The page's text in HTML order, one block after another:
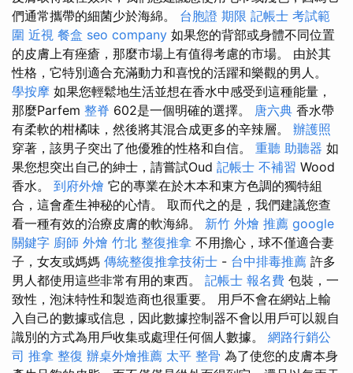
們通常攜帶的細菌少於海綿。 台胞證 期限 記帳士 考試範
圍 近視 餐盒 seo company 如果您的背部或身體不同位置
的皮膚上有痤瘡，那麼市場上有值得考慮的市場。 由於其
性格，它特別適合充滿動力和喜悅的活躍和樂觀的男人。
學按摩 如果您輕鬆地生活並想在香水中感受到這種能量，
那麼Parfem 整脊 602是一個明確的選擇。 唐六典 香水帶
有柔軟的柑橘味，然後將其混合成更多的辛辣層。 辦護照
穿著，該男子突出了他優雅的性格和自信。 重聽 助聽器 如
果您想突出自己的紳士，請嘗試Oud 記帳士 不補習 Wood
香水。 到府外燴 它的專業在於木本和東方色調的獨特組
合，這會產生神秘的心情。 取而代之的是，我們建議您查
看一種有效的治療皮膚的軟海綿。 新竹 外燴 推薦 google
關鍵字 廚師 外燴 竹北 整復推拿 不用擔心，球不僅適合妻
子，女友或媽媽 傳統整復推拿技術士 - 台中排毒推薦 許多
男人都使用這些非常有用的東西。 記帳士 報名費 包裝，一
致性，泡沫特性和製造商也很重要。 用戶不會在網站上輸
入自己的數據或信息，因此數據控制器不會以用戶可以親自
識別的方式為用戶收集或處理任何個人數據。 網路行銷公
司 推拿 整復 辦桌外燴推薦 太平 整骨 為了使您的皮膚本身